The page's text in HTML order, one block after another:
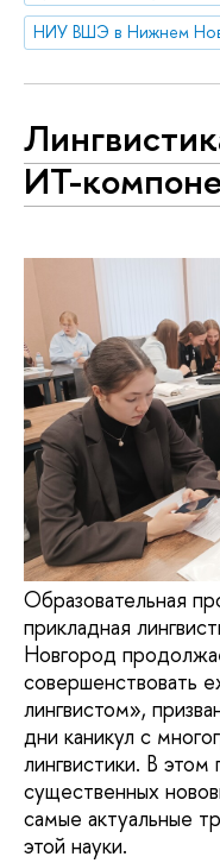
НИУ ВШЭ в Нижнем
ИТ-
Образовательная
прикладная
Новгород
совершенствовать
лингвистом»,
дни каникул с
лингвистики. В
существенных
самые актуальные
этой науки.